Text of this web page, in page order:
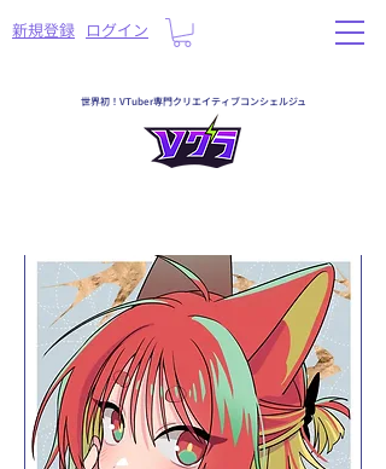
​新規登録 ログイン
世界初！VTuber専門クリエイティブコンシェルジュ